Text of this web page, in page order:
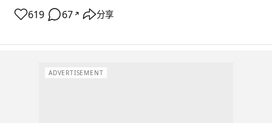
619 67 ↗ 分享
ADVERTISEMENT